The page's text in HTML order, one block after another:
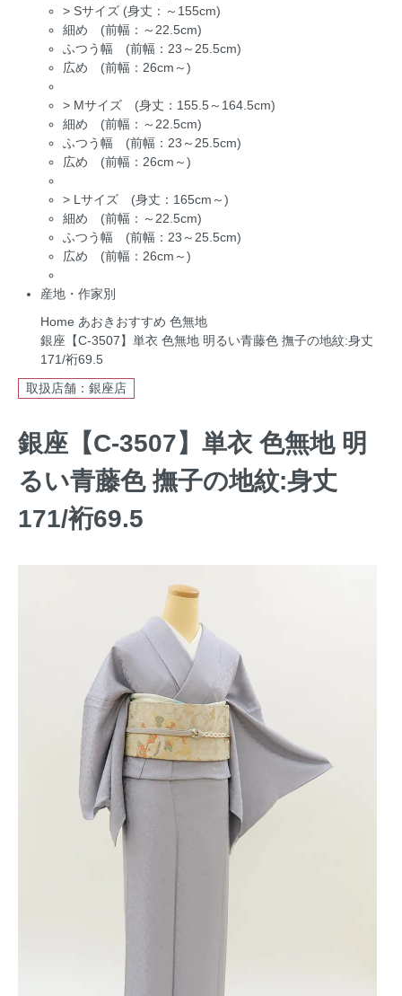
> Sサイズ (身丈：～155cm)
細め (前幅：～22.5cm)
ふつう幅 (前幅：23～25.5cm)
広め (前幅：26cm～)
> Mサイズ (身丈：155.5～164.5cm)
細め (前幅：～22.5cm)
ふつう幅 (前幅：23～25.5cm)
広め (前幅：26cm～)
> Lサイズ (身丈：165cm～)
細め (前幅：～22.5cm)
ふつう幅 (前幅：23～25.5cm)
広め (前幅：26cm～)
産地・作家別
Home あおきおすすめ 色無地
銀座【C-3507】単衣 色無地 明るい青藤色 撫子の地紋:身丈
171/裄69.5
取扱店舗：銀座店
銀座【C-3507】単衣 色無地 明
るい青藤色 撫子の地紋:身丈
171/裄69.5